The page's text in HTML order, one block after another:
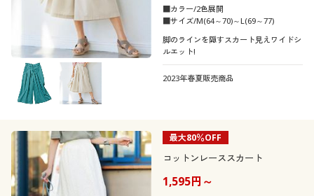
■カラー/2色展開
■サイズ/M(64～70)～L(69～77)
脚のラインを隠すスカート見えワイドシ
ルエット!
2023年春夏販売商品
最大80％OFF
コットンレーススカート
1,595円～